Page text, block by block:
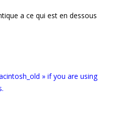
a ce qui est en dessous
» if you are using